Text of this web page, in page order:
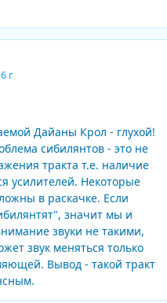
г
Дайаны Крол - глухой!
сибилянтов - это не
тракта т.е. наличие
усилителей. Некоторые
в раскачке. Если
значит мы и
звуки не такими,
звук меняться только
Вывод - такой тракт